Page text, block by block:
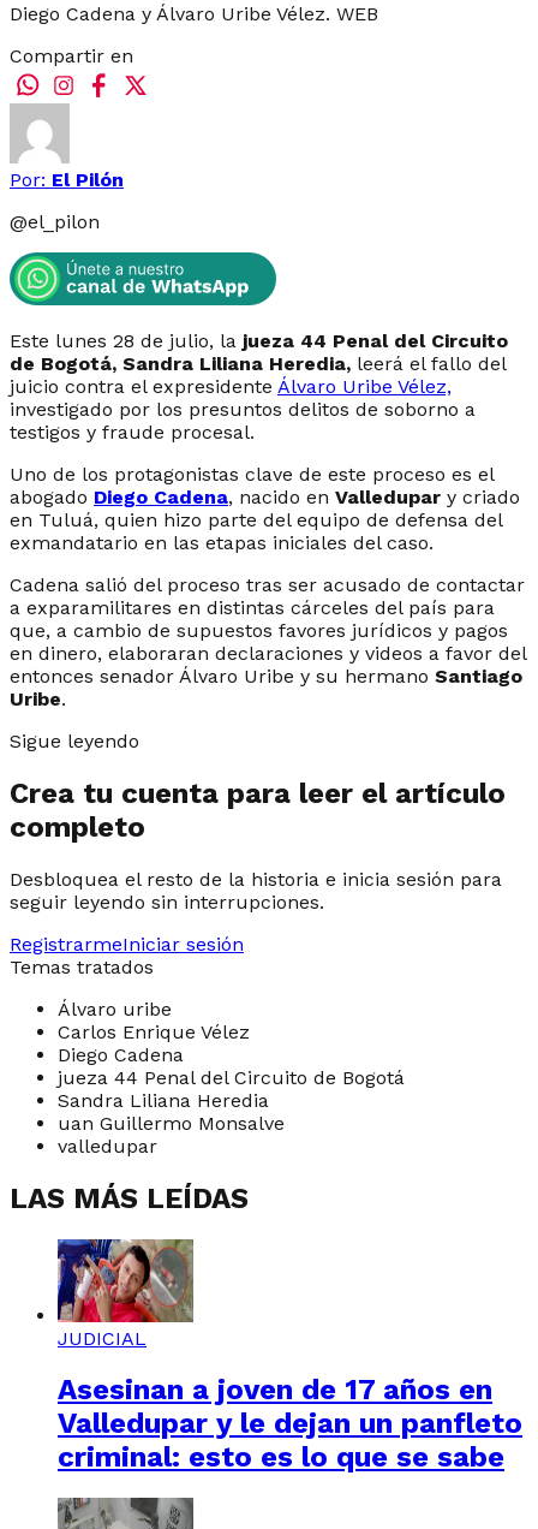
Diego Cadena y Álvaro Uribe Vélez. WEB
Compartir en
Por: El Pilón
@el_pilon
Este lunes 28 de julio, la jueza 44 Penal del Circuito
de Bogotá, Sandra Liliana Heredia, leerá el fallo del
juicio contra el expresidente Álvaro Uribe Vélez,
investigado por los presuntos delitos de soborno a
testigos y fraude procesal.
Uno de los protagonistas clave de este proceso es el
abogado Diego Cadena, nacido en Valledupar y criado
en Tuluá, quien hizo parte del equipo de defensa del
exmandatario en las etapas iniciales del caso.
Cadena salió del proceso tras ser acusado de contactar
a exparamilitares en distintas cárceles del país para
que, a cambio de supuestos favores jurídicos y pagos
en dinero, elaboraran declaraciones y videos a favor del
entonces senador Álvaro Uribe y su hermano Santiago
Uribe.
Sigue leyendo
Crea tu cuenta para leer el artículo
completo
Desbloquea el resto de la historia e inicia sesión para
seguir leyendo sin interrupciones.
RegistrarmeIniciar sesión
Temas tratados
Álvaro uribe
Carlos Enrique Vélez
Diego Cadena
jueza 44 Penal del Circuito de Bogotá
Sandra Liliana Heredia
uan Guillermo Monsalve
valledupar
LAS MÁS LEÍDAS
JUDICIAL
Asesinan a joven de 17 años en
Valledupar y le dejan un panfleto
criminal: esto es lo que se sabe